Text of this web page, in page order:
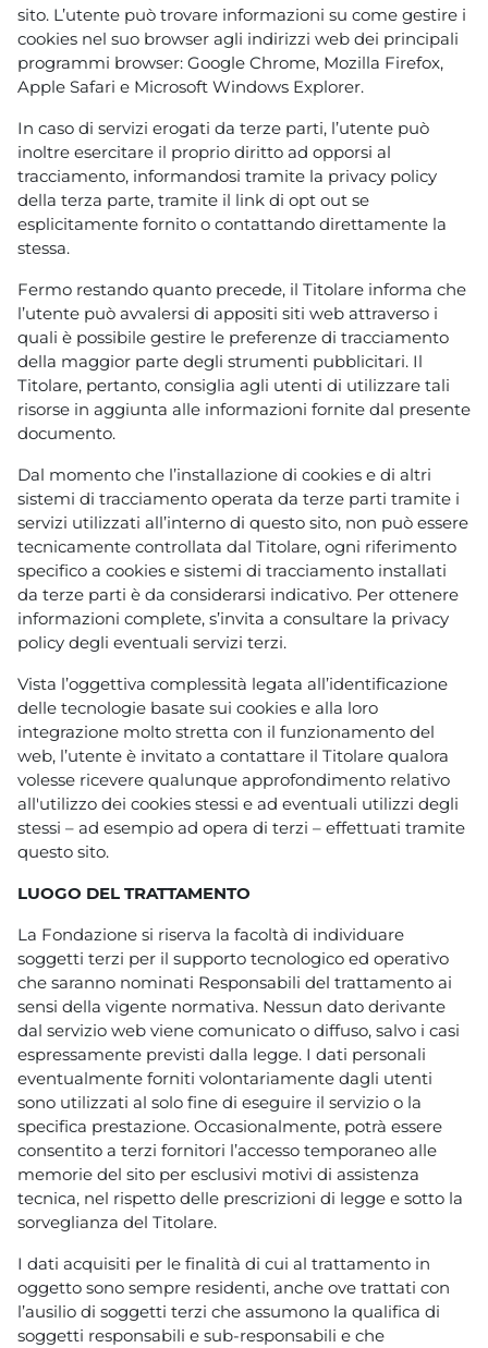
sito. L’utente può trovare informazioni su come gestire i
cookies nel suo browser agli indirizzi web dei principali
programmi browser: Google Chrome, Mozilla Firefox,
Apple Safari e Microsoft Windows Explorer.
In caso di servizi erogati da terze parti, l’utente può
inoltre esercitare il proprio diritto ad opporsi al
tracciamento, informandosi tramite la privacy policy
della terza parte, tramite il link di opt out se
esplicitamente fornito o contattando direttamente la
stessa.
Fermo restando quanto precede, il Titolare informa che
l’utente può avvalersi di appositi siti web attraverso i
quali è possibile gestire le preferenze di tracciamento
della maggior parte degli strumenti pubblicitari. Il
Titolare, pertanto, consiglia agli utenti di utilizzare tali
risorse in aggiunta alle informazioni fornite dal presente
documento.
Dal momento che l’installazione di cookies e di altri
sistemi di tracciamento operata da terze parti tramite i
servizi utilizzati all’interno di questo sito, non può essere
tecnicamente controllata dal Titolare, ogni riferimento
specifico a cookies e sistemi di tracciamento installati
da terze parti è da considerarsi indicativo. Per ottenere
informazioni complete, s’invita a consultare la privacy
policy degli eventuali servizi terzi.
Vista l’oggettiva complessità legata all’identificazione
delle tecnologie basate sui cookies e alla loro
integrazione molto stretta con il funzionamento del
web, l’utente è invitato a contattare il Titolare qualora
volesse ricevere qualunque approfondimento relativo
all'utilizzo dei cookies stessi e ad eventuali utilizzi degli
stessi – ad esempio ad opera di terzi – effettuati tramite
questo sito.
LUOGO DEL TRATTAMENTO
La Fondazione si riserva la facoltà di individuare
soggetti terzi per il supporto tecnologico ed operativo
che saranno nominati Responsabili del trattamento ai
sensi della vigente normativa. Nessun dato derivante
dal servizio web viene comunicato o diffuso, salvo i casi
espressamente previsti dalla legge. I dati personali
eventualmente forniti volontariamente dagli utenti
sono utilizzati al solo fine di eseguire il servizio o la
specifica prestazione. Occasionalmente, potrà essere
consentito a terzi fornitori l’accesso temporaneo alle
memorie del sito per esclusivi motivi di assistenza
tecnica, nel rispetto delle prescrizioni di legge e sotto la
sorveglianza del Titolare.
I dati acquisiti per le finalità di cui al trattamento in
oggetto sono sempre residenti, anche ove trattati con
l’ausilio di soggetti terzi che assumono la qualifica di
soggetti responsabili e sub-responsabili e che